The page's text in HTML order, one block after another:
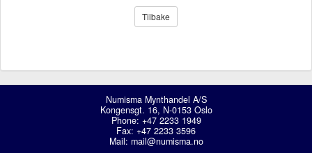
Tilbake
Numisma Mynthandel A/S
Kongensgt. 16, N-0153 Oslo
Phone: +47 2233 1949
Fax: +47 2233 3596
Mail: mail@numisma.no